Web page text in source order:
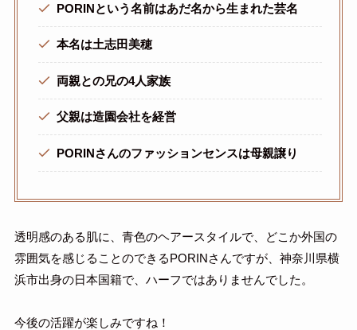
PORINという名前はあだ名から生まれた芸名
本名は土志田美穂
両親との兄の4人家族
父親は造園会社を経営
PORINさんのファッションセンスは母親譲り
透明感のある肌に、青色のヘアースタイルで、どこか外国の
雰囲気を感じることのできるPORINさんですが、神奈川県横
浜市出身の日本国籍で、ハーフではありませんでした。
今後の活躍が楽しみですね！